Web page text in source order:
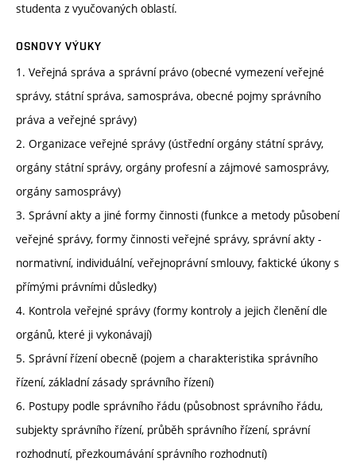
studenta z vyučovaných oblastí.
OSNOVY VÝUKY
1. Veřejná správa a správní právo (obecné vymezení veřejné
správy, státní správa, samospráva, obecné pojmy správního
práva a veřejné správy)
2. Organizace veřejné správy (ústřední orgány státní správy,
orgány státní správy, orgány profesní a zájmové samosprávy,
orgány samosprávy)
3. Správní akty a jiné formy činnosti (funkce a metody působení
veřejné správy, formy činnosti veřejné správy, správní akty -
normativní, individuální, veřejnoprávní smlouvy, faktické úkony s
přímými právními důsledky)
4. Kontrola veřejné správy (formy kontroly a jejich členění dle
orgánů, které ji vykonávají)
5. Správní řízení obecně (pojem a charakteristika správního
řízení, základní zásady správního řízení)
6. Postupy podle správního řádu (působnost správního řádu,
subjekty správního řízení, průběh správního řízení, správní
rozhodnutí, přezkoumávání správního rozhodnutí)